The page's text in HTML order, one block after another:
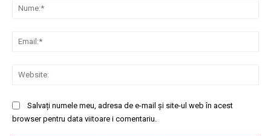
Salvați numele meu, adresa de e-mail și site-ul web în acest
browser pentru data viitoare i comentariu.